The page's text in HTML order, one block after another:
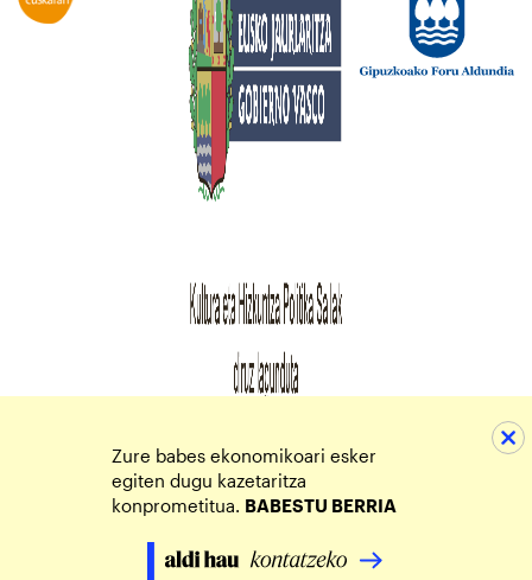
Zure babes ekonomikoari esker
egiten dugu kazetaritza
konprometitua. BABESTU BERRIA